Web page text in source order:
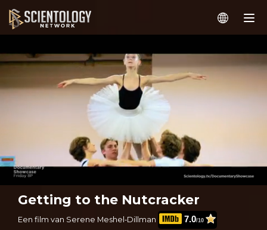
Getting to the Nutcracker
Een film van Serene Meshel‑Dillman 7.0/10